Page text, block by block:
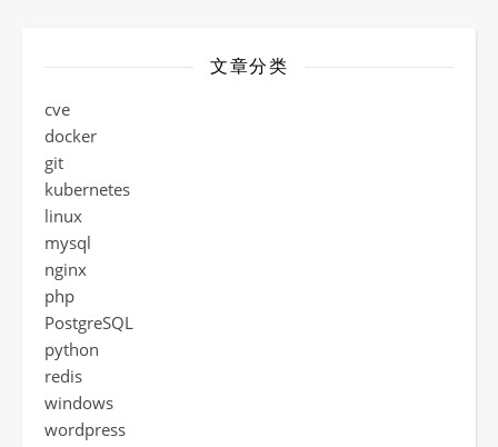
文章分类
cve
docker
git
kubernetes
linux
mysql
nginx
php
PostgreSQL
python
redis
windows
wordpress